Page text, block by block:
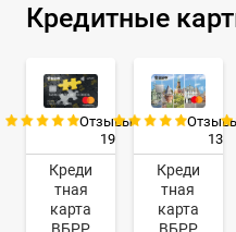
Кредитные
Отзывы:
19
Креди
тная
карта
ВБРР
13
Креди
тная
карта
ВБРР